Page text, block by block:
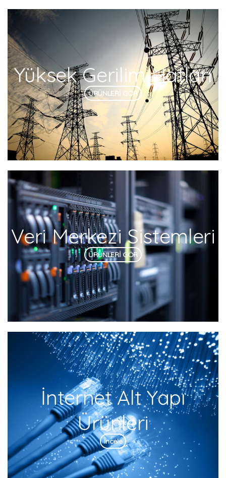
Yüksek Gerilim Hatları
ÜRÜNLERİ GÖR
Veri Merkezi Sistemleri
ÜRÜNLERİ GÖR
İnternet Alt Yapı
Ürünleri
İncele